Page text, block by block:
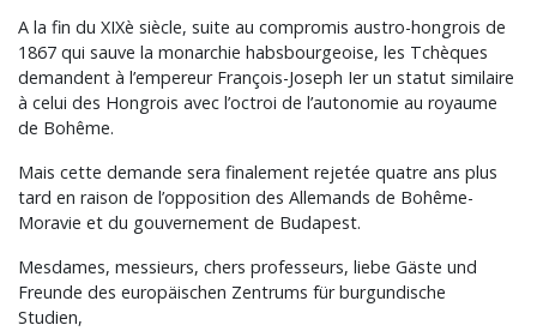
A la fin du XIXè siècle, suite au compromis austro-hongrois de
1867 qui sauve la monarchie habsbourgeoise, les Tchèques
demandent à l’empereur François-Joseph Ier un statut similaire
à celui des Hongrois avec l’octroi de l’autonomie au royaume
de Bohême.
Mais cette demande sera finalement rejetée quatre ans plus
tard en raison de l’opposition des Allemands de Bohême-
Moravie et du gouvernement de Budapest.
Mesdames, messieurs, chers professeurs, liebe Gäste und
Freunde des europäischen Zentrums für burgundische
Studien,